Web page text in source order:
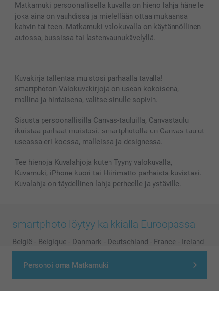
Personoi oma Matkamuki
MyNameBook
Kuvakalenterit & Päivyrit
Valokuvakehykset & Lisätarvikkeet
Ehdot/takuut
Investor Relations
Hinnat & maksutavat
Tilausten tila
Matkamuki persoonallisella kuvalla on hieno lahja hänelle
joka aina on vauhdissa ja mielellään ottaa mukaansa
kahvin tai teen. Matkamuki valokuvalla on käytännöllinen
autossa, bussissa tai lastenvaunukävelyllä.
Kuvakirja tallentaa muistosi parhaalla tavalla!
smartphoton Valokuvakirjoja on usean kokoisena,
mallina ja hintaisena, valitse sinulle sopivin.
Sisusta persoonallisilla Canvas-tauluilla, Canvastaulu
ikuistaa parhaat muistosi. smartphotolla on Canvas taulut
useassa eri koossa, malleissa ja designessa.
Tee hienoja Kuvalahjoja kuten Tyyny valokuvalla,
Kuvamuki, iPhone kuori tai Hiirimatto parhaista kuvistasi.
Kuvalahja on täydellinen lahja perheelle ja ystäville.
smartphoto löytyy kaikkialla Euroopassa
België - Belgique - Danmark - Deutschland - France - Ireland
Switzerland - Suomi - Sverige
Other Countries